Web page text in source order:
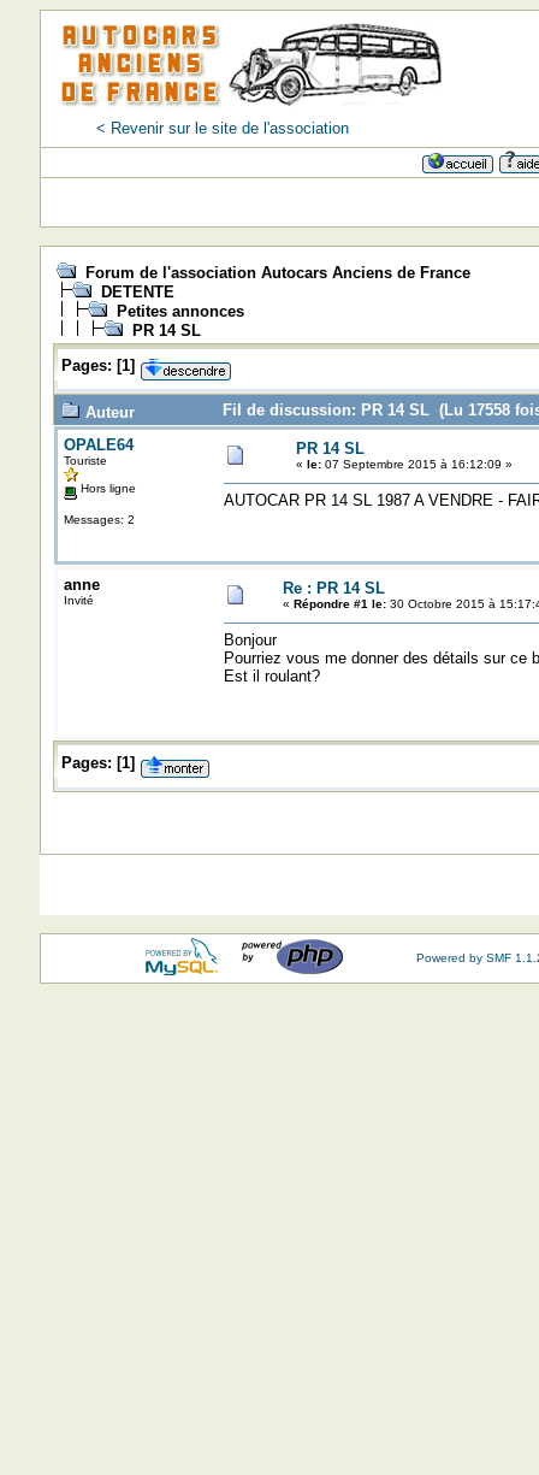
< Revenir sur le site de l'association
Forum de l'association Autocars Anciens de France
DETENTE
Petites annonces
PR 14 SL
Pages: [1]
Auteur
Fil de discussion: PR 14 SL (Lu 17558
OPALE64
Touriste
Hors ligne
Messages: 2
PR 14 SL
« le:07 Septembre 2015 à 16:12:09 »
AUTOCAR PR 14 SL 1987 A VENDRE -
anne
Invité
Re : PR 14 SL
« Répondre #1 le:30 Octobre 2015 à
Bonjour
Pourriez vous me donner des détails sur ce
Est il roulant?
Pages: [1]
Powered by SMF